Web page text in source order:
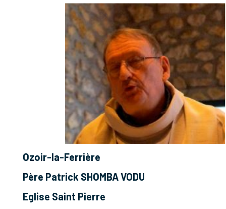
Ozoir-la-Ferrière
Père Patrick SHOMBA VODU
Eglise Saint Pierre